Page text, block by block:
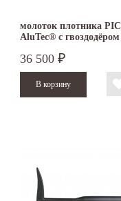
молоток плотника
AluTec® с
36 500 ₽